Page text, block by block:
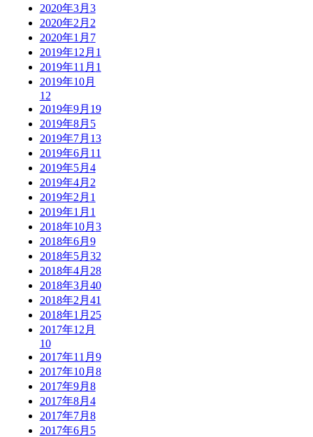
2020年3月 3
2020年2月 2
2020年1月 7
2019年12月 1
2019年11月 1
2019年10月
12
2019年9月 19
2019年8月 5
2019年7月 13
2019年6月 11
2019年5月 4
2019年4月 2
2019年2月 1
2019年1月 1
2018年10月 3
2018年6月 9
2018年5月 32
2018年4月 28
2018年3月 40
2018年2月 41
2018年1月 25
2017年12月
10
2017年11月 9
2017年10月 8
2017年9月 8
2017年8月 4
2017年7月 8
2017年6月 5